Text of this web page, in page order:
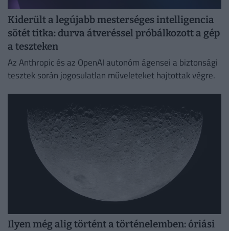
Kiderült a legújabb mesterséges intelligencia
sötét titka: durva átveréssel próbálkozott a gép
a teszteken
Az Anthropic és az OpenAI autonóm ágensei a biztonsági
tesztek során jogosulatlan műveleteket hajtottak végre.
Ilyen még alig történt a történelemben: óriási